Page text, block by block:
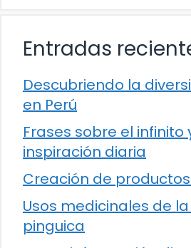
Entradas
Descubriendo la
en Perú
Frases sobre el infinito
inspiración diaria
Creación de
Usos medicinales de
pinguica